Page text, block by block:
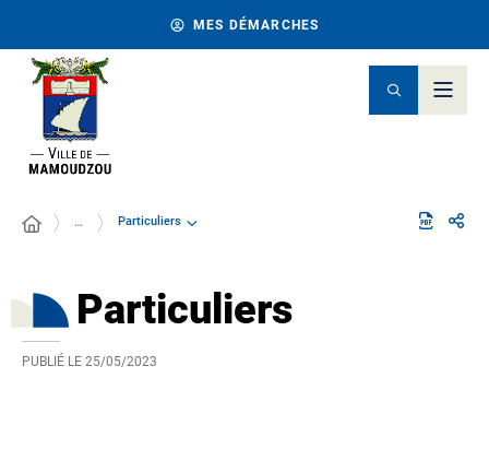
MES DÉMARCHES
… Particuliers
Particuliers
PUBLIÉ LE 25/05/2023